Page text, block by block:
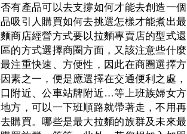
有產品可以去支撐如何才能去創造一個
吸引人購買如何去挑選怎樣才能煮出最
商店經營方式要以拉麵專賣店的型式還
的方式選擇商圈方面，又該注意些什麼
注重快速、方便性，因此在商圈選擇方
素之一，便是應選擇在交通便利之處，
附近、公車站牌附近…等上班族婦女方
方，可以一下班順路就帶著走，不用再
購買。哪些是最大拉麵的族群及未來最